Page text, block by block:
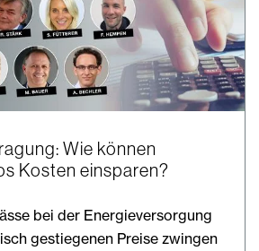
Wie können
Kosten einsparen?
bei der Energieversorgung
gestiegenen Preise zwingen